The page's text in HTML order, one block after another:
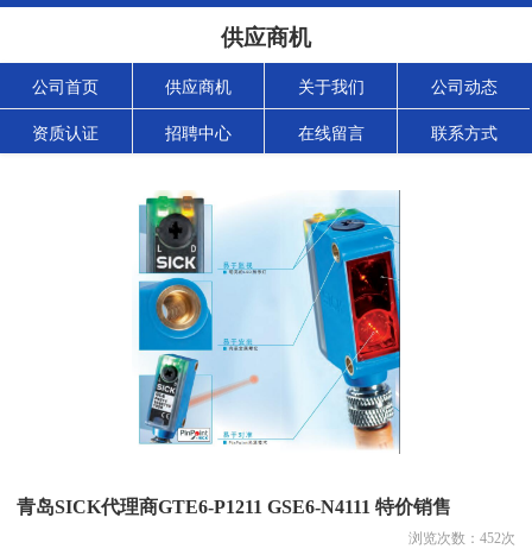
供应商机
公司首页 供应商机 关于我们 公司动态
资质认证 招聘中心 在线留言 联系方式
青岛SICK代理商GTE6-P1211 GSE6-N4111 特价销售
浏览次数： 452次